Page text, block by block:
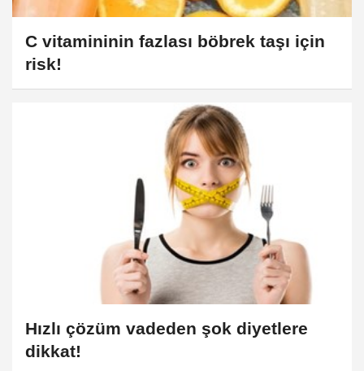
C vitamininin fazlası böbrek taşı için
risk!
Hızlı çözüm vadeden şok diyetlere
dikkat!